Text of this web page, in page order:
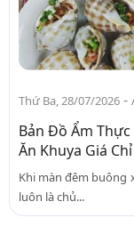
Thứ Ba, 28/07/2026 -
Bản Đồ Ẩm
Ăn Khuya Giá
Khi màn đêm buông
luôn là chủ...